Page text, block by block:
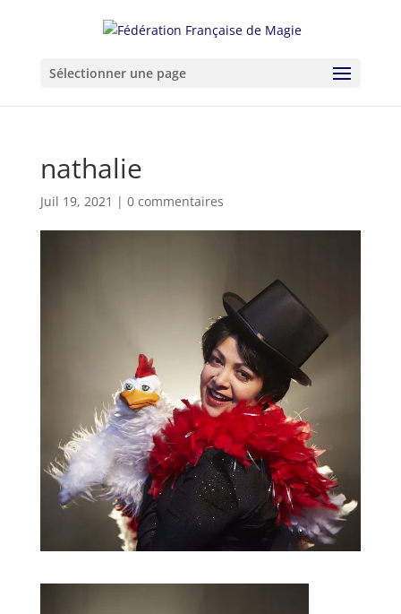
Sélectionner une page
nathalie
Juil 19, 2021 | 0 commentaires